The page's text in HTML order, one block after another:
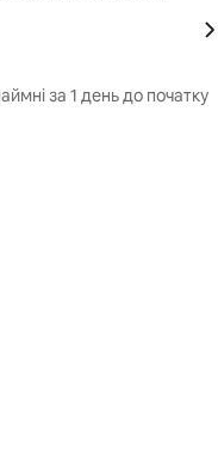
за 1 день до початку